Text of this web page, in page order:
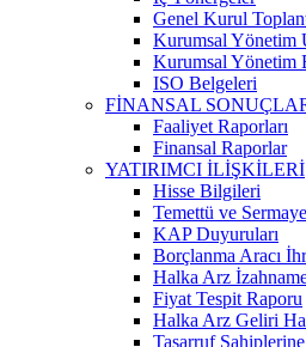
Genel Kurul
Kurumsal Yönetim
Kurumsal Yönetim
ISO Belgeleri
FİNANSAL
Faaliyet Raporları
Finansal Raporlar
YATIRIMCI İLİŞKİLERİ
Hisse Bilgileri
Temettü ve Sermaye
KAP Duyuruları
Borçlanma Aracı
Halka Arz
Fiyat Tespit Raporu
Halka Arz Geliri
Tasarruf